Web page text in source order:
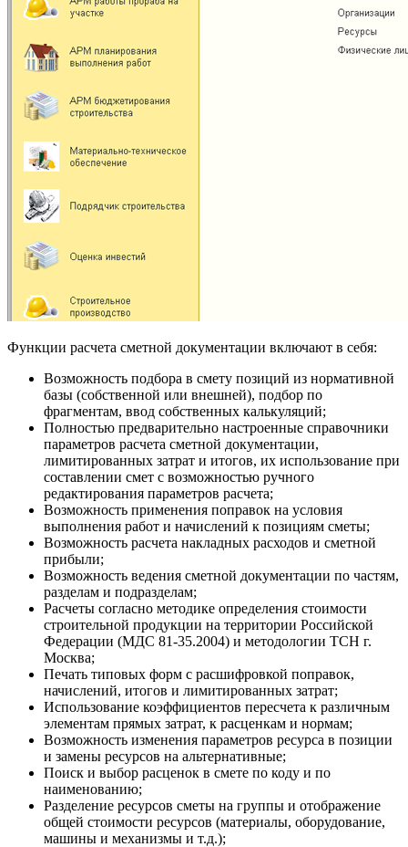
Функции расчета сметной документации включают в себя:
Возможность подбора в смету позиций из нормативной
базы (собственной или внешней), подбор по
фрагментам, ввод собственных калькуляций;
Полностью предварительно настроенные справочники
параметров расчета сметной документации,
лимитированных затрат и итогов, их использование при
составлении смет с возможностью ручного
редактирования параметров расчета;
Возможность применения поправок на условия
выполнения работ и начислений к позициям сметы;
Возможность расчета накладных расходов и сметной
прибыли;
Возможность ведения сметной документации по частям,
разделам и подразделам;
Расчеты согласно методике определения стоимости
строительной продукции на территории Российской
Федерации (МДС 81-35.2004) и методологии ТСН г.
Москва;
Печать типовых форм с расшифровкой поправок,
начислений, итогов и лимитированных затрат;
Использование коэффициентов пересчета к различным
элементам прямых затрат, к расценкам и нормам;
Возможность изменения параметров ресурса в позиции
и замены ресурсов на альтернативные;
Поиск и выбор расценок в смете по коду и по
наименованию;
Разделение ресурсов сметы на группы и отображение
общей стоимости ресурсов (материалы, оборудование,
машины и механизмы и т.д.);